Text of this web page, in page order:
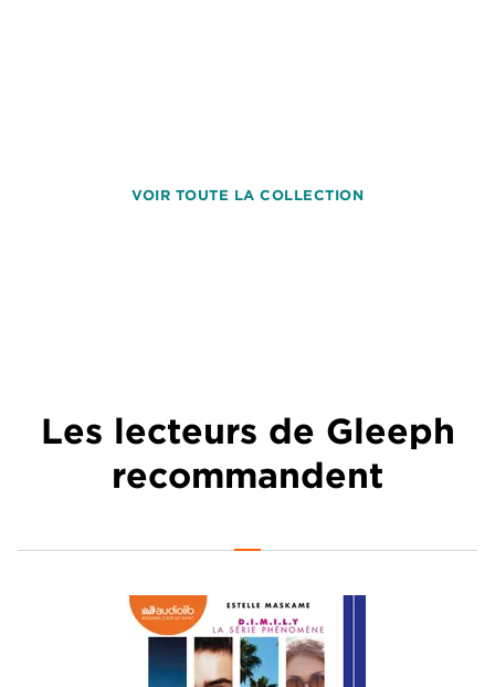
VOIR TOUTE LA COLLECTION
Les lecteurs de Gleeph
recommandent